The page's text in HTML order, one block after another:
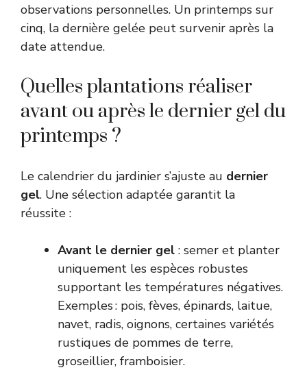
observations personnelles. Un printemps sur
cinq, la dernière gelée peut survenir après la
date attendue.
Quelles plantations réaliser
avant ou après le dernier gel du
printemps ?
Le calendrier du jardinier s’ajuste au dernier
gel. Une sélection adaptée garantit la
réussite :
Avant le dernier gel : semer et planter
uniquement les espèces robustes
supportant les températures négatives.
Exemples : pois, fèves, épinards, laitue,
navet, radis, oignons, certaines variétés
rustiques de pommes de terre,
groseillier, framboisier.